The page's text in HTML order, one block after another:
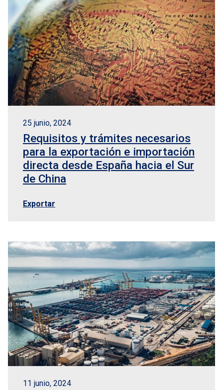
25 junio, 2024
Requisitos y trámites necesarios
para la exportación e importación
directa desde España hacia el Sur
de China
Exportar
11 junio, 2024